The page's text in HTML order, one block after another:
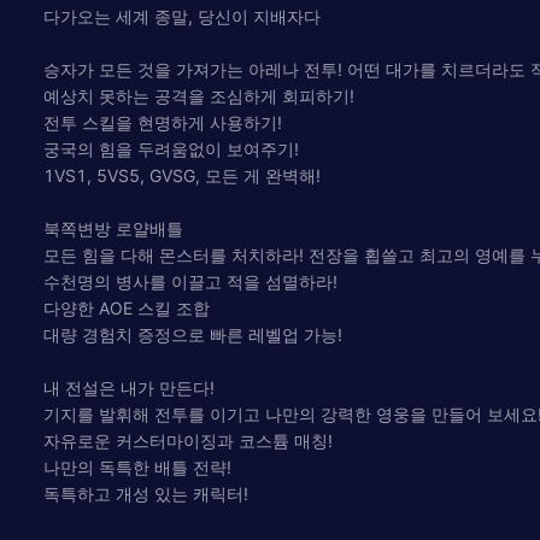
다가오는 세계 종말, 당신이 지배자다
승자가 모든 것을 가져가는 아레나 전투! 어떤 대가를 치르더라도
예상치 못하는 공격을 조심하게 회피하기!
전투 스킬을 현명하게 사용하기!
궁국의 힘을 두려움없이 보여주기!
1VS1, 5VS5, GVSG, 모든 게 완벽해!
북쪽변방 로얄배틀
모든 힘을 다해 몬스터를 처치하라! 전장을 횝쓸고 최고의 영예를
수천명의 병사를 이끌고 적을 섬멸하라!
다양한 AOE 스킬 조합
대량 경험치 증정으로 빠른 레벨업 가능!
내 전설은 내가 만든다!
기지를 발휘해 전투를 이기고 나만의 강력한 영웅을 만들어 보세요!
자유로운 커스터마이징과 코스튬 매칭!
나만의 독특한 배틀 전략!
독특하고 개성 있는 캐릭터!